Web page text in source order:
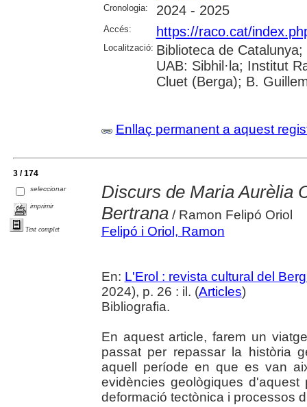
Cronologia: 2024 - 2025
Accés: https://raco.cat/
Localització: Biblioteca de
UAB: Sibhil·la; Institut
Cluet (Berga); B.
Enllaç permanent a aquest
3 / 174
seleccionar
imprimir
Text complet
Discurs de Maria Aurèlia
Bertrana/ Ramon Felipó Oriol
Felipó i Oriol, Ramon
En: L'Erol : revista cultural del
2024), p. 26 : il. (Articles)
Bibliografia.
En aquest article, farem un
passat per repassar la història
aquell període en que es van
evidències geològiques
deformació tectònica i processos